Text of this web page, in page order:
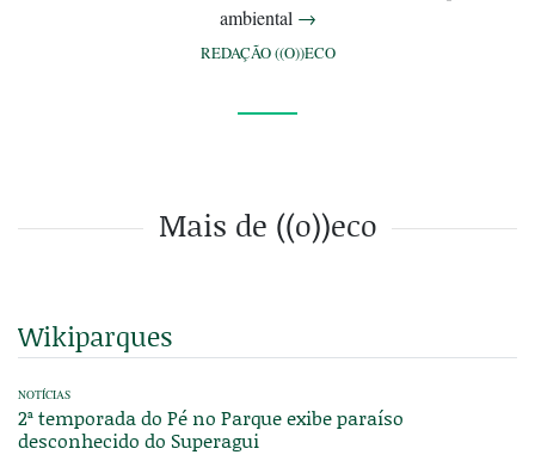
ambiental →
REDAÇÃO ((O))ECO
Mais de ((o))eco
Wikiparques
NOTÍCIAS
2ª temporada do Pé no Parque exibe paraíso
desconhecido do Superagui